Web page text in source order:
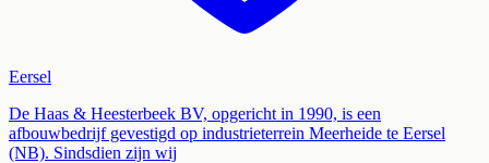
Eersel
De Haas & Heesterbeek BV, opgericht in 1990, is een
afbouwbedrijf gevestigd op industrieterrein Meerheide te Eersel
(NB). Sindsdien zijn wij